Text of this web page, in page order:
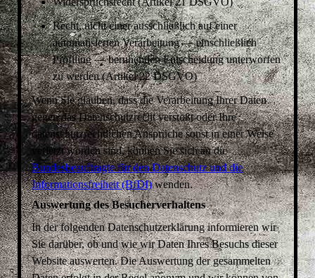
Recht, nicht einer ausschließlich auf einer
automatisierten Verarbeitung — einschließlich
Profiling — beruhenden Entscheidung unterworfen
zu werden (Artikel 22 DSGVO)
Wenn Sie glauben, dass die Verarbeitung Ihrer Daten
gegen das Datenschutzrecht verstößt oder Ihre
datenschutzrechtlichen Ansprüche sonst in einer Weise
verletzt worden sind, können Sie sich an die
Bundesbeauftragte für den Datenschutz und die
Informationsfreiheit (BfDI)wenden.
Auswertung des Besucherverhaltens
In der folgenden Datenschutzerklärung informieren wir
Sie darüber, ob und wie wir Daten Ihres Besuchs dieser
Website auswerten. Die Auswertung der gesammelten